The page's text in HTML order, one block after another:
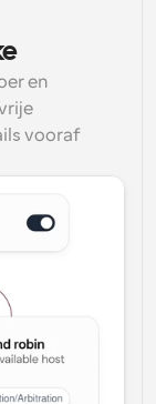
en
vooraf